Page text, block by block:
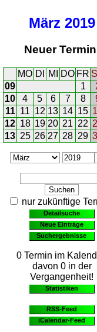
März 2019
Neuer
MO DI MI DO FR
09
1
10
4 5 6 7 8
11 11 12 13 14 15
12 18 19 20 21 22
13 25 26 27 28 29
nur zukünftige
Detailsuche
Neue Einträge
Suchergebnisse
0 Termin im
davon 0 in der
Vergangenheit!
Statistiken
RSS-Feed
iCalendar-Feed